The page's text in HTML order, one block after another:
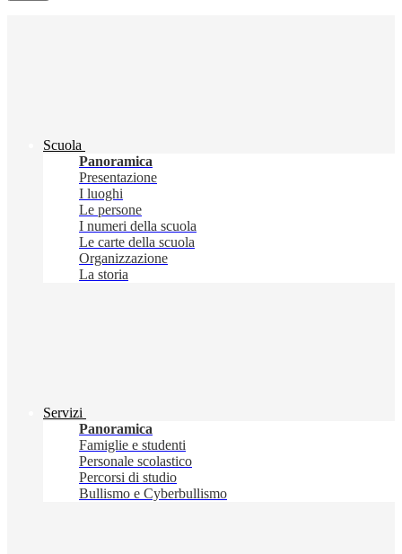
Scuola
Panoramica
Presentazione
I luoghi
Le persone
I numeri della scuola
Le carte della scuola
Organizzazione
La storia
Servizi
Panoramica
Famiglie e studenti
Personale scolastico
Percorsi di studio
Bullismo e Cyberbullismo